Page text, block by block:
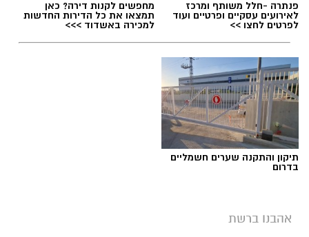
שירים שהפכו את הפוליטיקה הישראלית לפזמון
פנתרה -חלל משותף ומרכז
לאירועים עסקיים ופרטיים ועוד
לפרטים לחצו >>
מחפשים לקנות דירה? כאן
תמצאו את כל הדירות החדשות
למכירה באשדוד >>>
תיקון והתקנה שערים חשמליים
בדרום
אהבנו ברשת